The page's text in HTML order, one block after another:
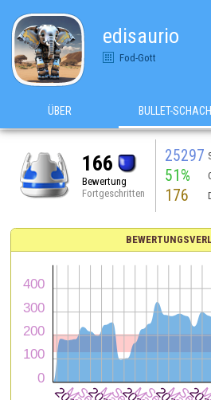
edisaurio
Fod-Gott
ÜBER BULLET-
166
Bewertung
Fortgeschritten
25297
51%
176